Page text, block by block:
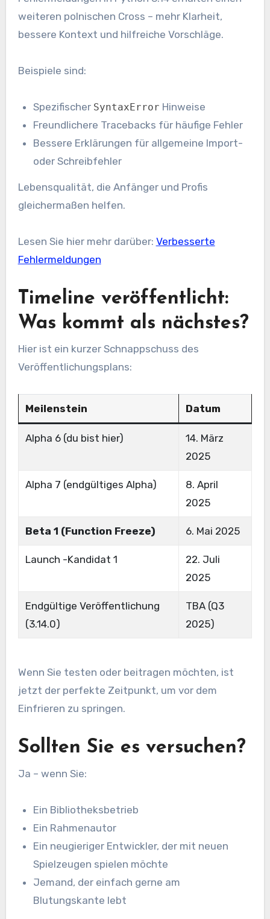
weiteren polnischen Cross – mehr Klarheit,
bessere Kontext und hilfreiche Vorschläge.
Beispiele sind:
Spezifischer SyntaxError Hinweise
Freundlichere Tracebacks für häufige Fehler
Bessere Erklärungen für allgemeine Import-
oder Schreibfehler
Lebensqualität, die Anfänger und Profis
gleichermaßen helfen.
Lesen Sie hier mehr darüber: Verbesserte
Fehlermeldungen
Timeline veröffentlicht:
Was kommt als nächstes?
Hier ist ein kurzer Schnappschuss des
Veröffentlichungsplans:
Meilenstein Datum
Alpha 6 (du bist hier)
14. März
2025
Alpha 7 (endgültiges Alpha)
8. April
2025
Beta 1 (Function Freeze) 6. Mai 2025
Launch -Kandidat 1
22. Juli
2025
Endgültige Veröffentlichung
(3.14.0)
TBA (Q3
2025)
Wenn Sie testen oder beitragen möchten, ist
jetzt der perfekte Zeitpunkt, um vor dem
Einfrieren zu springen.
Sollten Sie es versuchen?
Ja – wenn Sie:
Ein Bibliotheksbetrieb
Ein Rahmenautor
Ein neugieriger Entwickler, der mit neuen
Spielzeugen spielen möchte
Jemand, der einfach gerne am
Blutungskante lebt